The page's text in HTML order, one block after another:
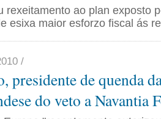
rexeitamento ao plan exposto
esixa maior esforzo fiscal ás
/
presidente de quenda
do veto a Navantia